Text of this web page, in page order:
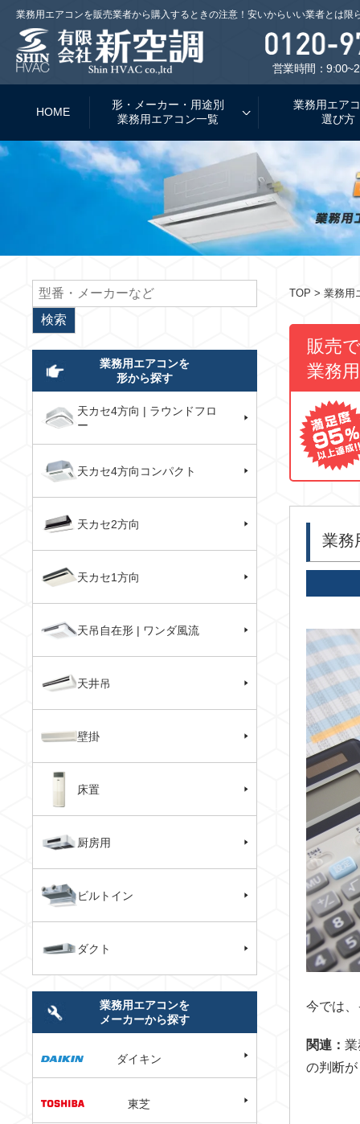
業務用エアコンを販売業者から購入するときの注意！安いからいい業者とは限
営業時間：
HOME
形・メーカー・用途別
業務用エアコン一覧
業務用エア
選び方
TOP > 業務用
販売で
業務
業務
今では
関連： 業
の判断
業務用エアコンを
形から探す
天カセ4方向 | ラウンドフロ
ー
天カセ4方向コンパクト
天カセ2方向
天カセ1方向
天吊自在形 | ワンダ風流
天井吊
壁掛
床置
厨房用
ビルトイン
ダクト
業務用エアコンを
メーカーから探す
ダイキン
東芝